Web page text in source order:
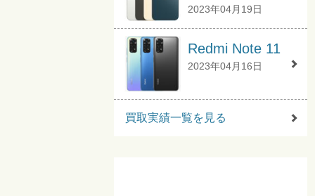
2023年04月19日
Redmi Note 11
2023年04月16日
買取実績一覧を見る